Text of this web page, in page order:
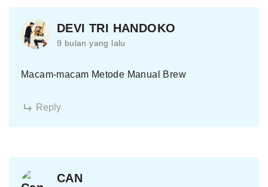
DEVI TRI HANDOKO
9 bulan yang lalu
Macam-macam Metode Manual Brew
Reply
CAN